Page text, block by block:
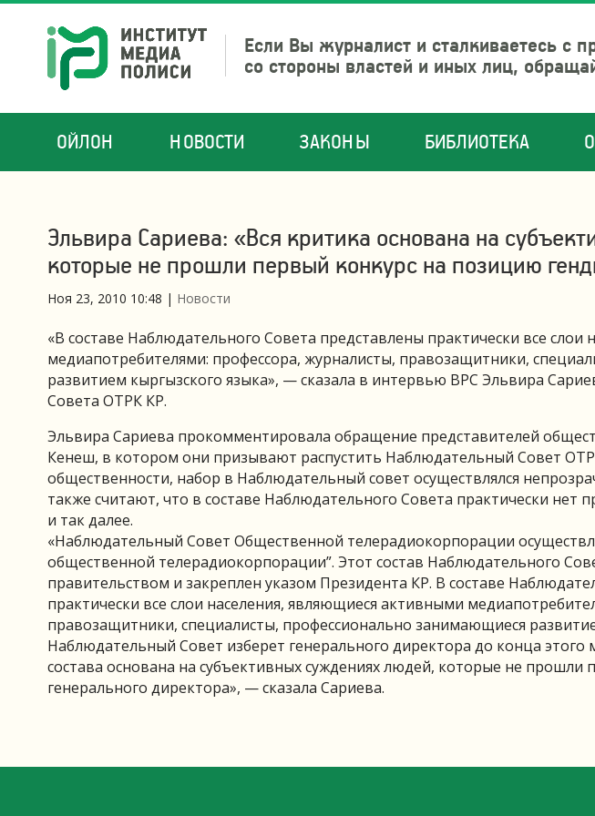
Если Вы журналист и сталкиваетесь с
со стороны властей и иных лиц,
ОЙЛОН НОВОСТИ ЗАКОНЫ БИБЛИОТЕКА
Эльвира Сариева: «Вся критика основана на
которые не прошли первый конкурс на позицию
Ноя 23, 2010 10:48 | Новости
«В составе Наблюдательного Совета представлены практически все
медиапотребителями: профессора, журналисты, правозащитники,
развитием кыргызского языка», — сказала в интервью ВРС Эльвира
Совета ОТРК КР.
Эльвира Сариева прокомментировала обращение представителей
Кенеш, в котором они призывают распустить Наблюдательный Совет
общественности, набор в Наблюдательный совет осуществлялся
также считают, что в составе Наблюдательного Совета практически нет
и так далее.
«Наблюдательный Совет Общественной телерадиокорпорации
общественной телерадиокорпорации”. Этот состав Наблюдательного
правительством и закреплен указом Президента КР. В составе
практически все слои населения, являющиеся активными
правозащитники, специалисты, профессионально занимающиеся
Наблюдательный Совет изберет генерального директора до конца этого
состава основана на субъективных суждениях людей, которые не прошли
генерального директора», — сказала Сариева.